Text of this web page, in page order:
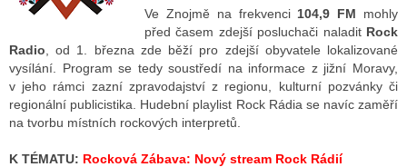
VYSÍLAČE
TELEVIZE
TELEVIZÍ
VYSÍLAČE
Ve Znojmě na frekvenci 104,9 FM mohly
před časem zdejší posluchači naladit Rock
Radio , od 1. března zde běží pro zdejší obyvatele lokalizované
vysílání. Program se tedy soustředí na informace z jižní Moravy,
v jeho rámci zazní zpravodajství z regionu, kulturní pozvánky či
regionální publicistika. Hudební playlist Rock Rádia se navíc zaměří
na tvorbu místních rockových interpretů.
K TÉMATU: Rocková Zábava: Nový stream Rock Rádií